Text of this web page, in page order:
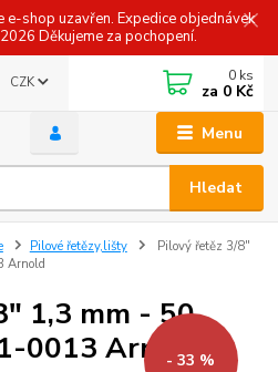
shop uzavřen. Expedice objednávek
Děkujeme za pochopení.
Menu
CZK
Hledat
0 ks
za 0 Kč
Pilové řetězy,lišty
Pilový řetěz 3/8"
Arnold
1,3 mm - 50
0013 Arnold
- 33 %